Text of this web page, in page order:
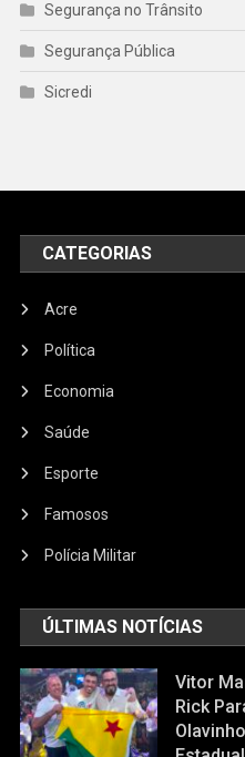
Segurança no Trânsito
Segurança Pública
Sicredi
CATEGORIAS
Acre
Política
Economia
Saúde
Esporte
Famosos
Polícia Militar
ÚLTIMAS NOTÍCIAS
Vitor
Rick